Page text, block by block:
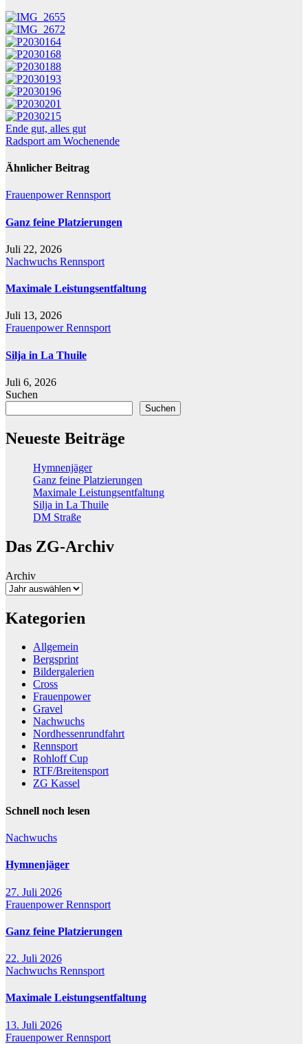
Beitragsnavigation
Ende gut, alles gut
Radsport am Wochenende
Ähnlicher Beitrag
FrauenpowerRennsport
Ganz feine Platzierungen
Juli 22, 2026
Nachwuchs Rennsport
Maximale Leistungsentfaltung
Juli 13, 2026
FrauenpowerRennsport
Silja in La Thuile
Juli 6, 2026
Suchen
Suchen
Neueste Beiträge
Hymnenjäger
Ganz feine Platzierungen
Maximale Leistungsentfaltung
Silja in La Thuile
DM Straße
Das ZG-Archiv
Archiv
Kategorien
Allgemein
Bergsprint
Bildergalerien
Cross
Frauenpower
Gravel
Nachwuchs
Nordhessenrundfahrt
Rennsport
Rohloff Cup
RTF/Breitensport
ZG Kassel
Schnell noch lesen
Nachwuchs
Hymnenjäger
27. Juli 2026
FrauenpowerRennsport
Ganz feine Platzierungen
22. Juli 2026
Nachwuchs Rennsport
Maximale Leistungsentfaltung
13. Juli 2026
FrauenpowerRennsport